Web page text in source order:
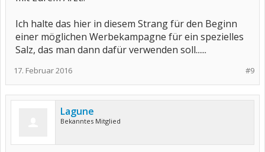
Ich halte das hier in diesem Strang für den Beginn
einer möglichen Werbekampagne für ein spezielles
Salz, das man dann dafür verwenden soll......
#9
17. Februar 2016
Lagune
Bekanntes Mitglied